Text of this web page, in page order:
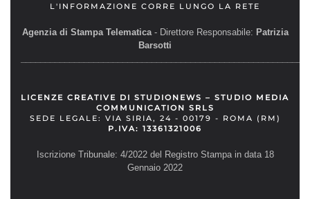
L'INFORMAZIONE CORRE LUNGO LA RETE
Agenzia di Stampa Telematica- Direttore Responsabile: Patrizia
Barsotti
LICENZE CREATIVE DI STUDIONEWS – STUDIO MEDIA
COMMUNICATION SRLS
SEDE LEGALE: VIA SIRIA, 24 - 00179 - ROMA (RM)
P.IVA: 13361321006
Iscrizione Tribunale: 4/2022 del Registro Stampa in data 18
Gennaio 2022